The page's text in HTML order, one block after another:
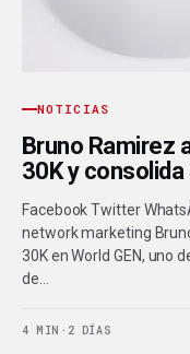
NOTICIAS
Bruno Ramirez
30K y consolida
Facebook Twitter
network marketing
30K en World GEN, uno
de…
4 MIN · 2 DÍAS